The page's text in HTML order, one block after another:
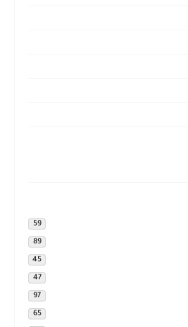
59
89
45
47
97
65